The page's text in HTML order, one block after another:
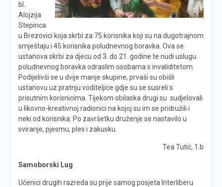
bl.
Alojzija
Stepinca
u Brezovici koja skrbi za 75 korisnika koji su na dugotrajnom
smještaju i 45 korisnika poludnevnog boravka. Ova se
ustanova skrbi za djecu od 3. do 21. godine te nudi uslugu
poludnevnog boravka odraslim osobama s invaliditetom.
Podijelivši se u dvije manje skupine, prvaši su obišli
ustanovu uz pratnju voditeljice gdje su se susreli s
prisutnim korisnicima. Tijekom obilaska drugi su sudjelovali
u likovno-kreativnoj radionici na kojoj su im se pridružili i
neki od korisnika. Po završetku druženje se nastavilo u
sviranje, pjesmu, ples i zakusku.
Tea Tutić, 1.b
Samoborski Lug
Učenici drugih razreda su prije samog posjeta Interliberu